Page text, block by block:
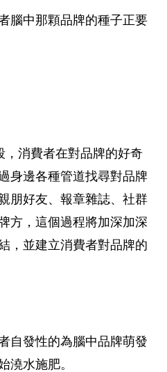
腦中那顆品牌的種子正要
，消費者在對品牌的好奇
身邊各種管道找尋對品牌
朋好友、報章雜誌、社群
方，這個過程將加深加深
，並建立消費者對品牌的
自發性的為腦中品牌萌發
澆水施肥。